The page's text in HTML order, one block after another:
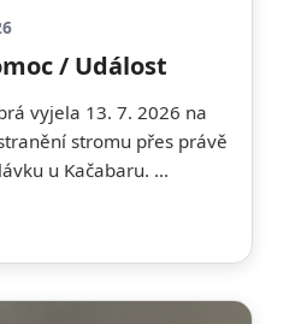
/ Událost
vyjela 13. 7. 2026 na
stromu přes právě
u Kačabaru. ...